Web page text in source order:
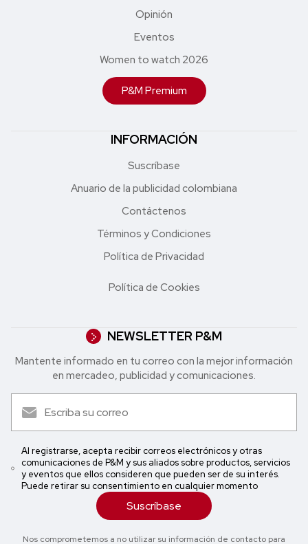
Opinión
Eventos
Women to watch 2026
P&M Premium
INFORMACIÓN
Suscríbase
Anuario de la publicidad colombiana
Contáctenos
Términos y Condiciones
Política de Privacidad
Política de Cookies
NEWSLETTER P&M
Mantente informado en tu correo con la mejor in formación
en mercadeo, publicidad y comunicaciones.
Al registrarse, acepta recibir correos electrónicos y otras
comunicaciones de P&M y sus aliados sobre productos, servicios
y eventos que ellos consideren que pueden ser de su interés.
Puede retirar su consentimiento en cualquier momento
Suscríbase
Nos comprometemos a no utilizar su información de contacto para